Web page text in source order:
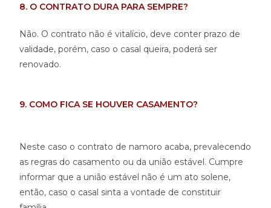
8. O CONTRATO DURA PARA SEMPRE?
Não. O contrato não é vitalício, deve conter prazo de
validade, porém, caso o casal queira, poderá ser
renovado.
9. COMO FICA SE HOUVER CASAMENTO?
Neste caso o contrato de namoro acaba, prevalecendo
as regras do casamento ou da união estável. Cumpre
informar que a união estável não é um ato solene,
então, caso o casal sinta a vontade de constituir